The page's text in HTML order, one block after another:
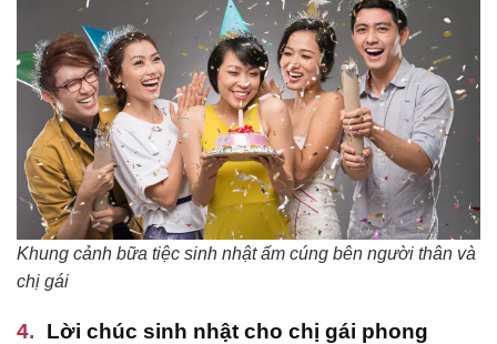
Khung cảnh bữa tiệc sinh nhật ấm cúng bên người thân và
chị gái
Lời chúc sinh nhật cho chị gái phong